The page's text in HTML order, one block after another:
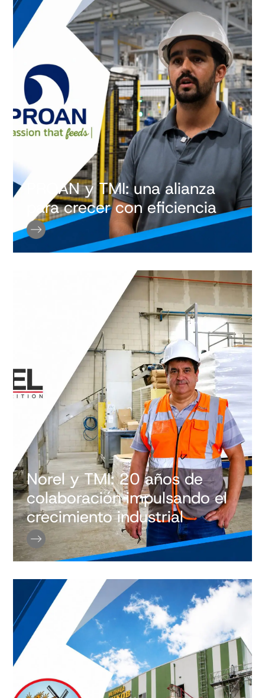
PROAN y TMI: una alianza
para crecer con eficiencia
Norel y TMI: 20 años de
colaboración impulsando el
crecimiento industrial